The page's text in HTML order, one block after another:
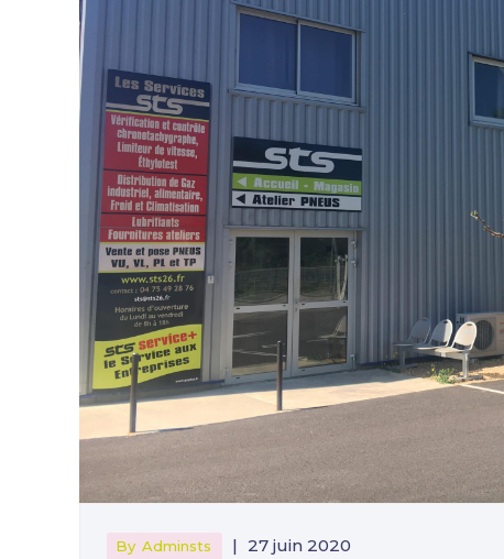
By Adminsts | 27 juin 2020